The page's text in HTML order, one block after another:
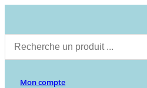
Mon compte